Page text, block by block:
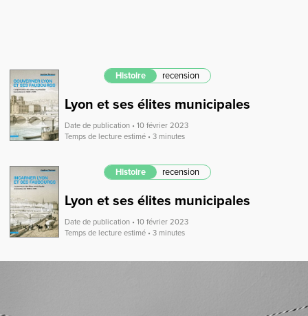
Histoire recension
Lyon et ses élites municipales
Date de publication • 10 février 2023
Temps de lecture estimé • 3 minutes
Histoire recension
Lyon et ses élites municipales
Date de publication • 10 février 2023
Temps de lecture estimé • 3 minutes